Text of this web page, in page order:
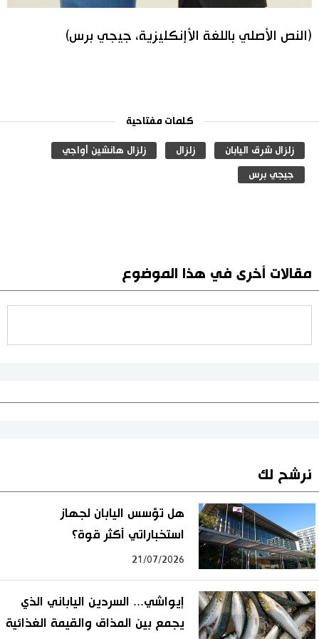
(النص الأصلي باللغة الأإنكليزية، جيجي برس)
كلمات مفتاحية
زلزال شرق اليابان زلزال زلزال هانشين أواجي
جيجي برس
مقالات أخرى في هذا الموضوع
نرشح لك
هل تؤسس اليابان لجهاز
استخباراتي أكثر قوة؟
21/07/2026
إيواشي... السردين الياباني الذي
يجمع بين المذاق والقيمة الغذائية